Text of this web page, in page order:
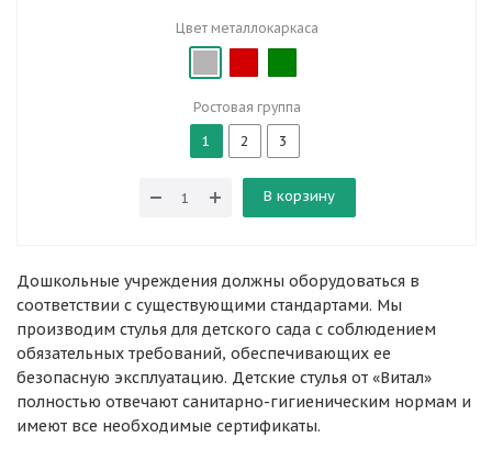
Цвет металлокаркаса
Ростовая группа
1 2 3
В корзину
Дошкольные учреждения должны оборудоваться в
соответствии с существующими стандартами. Мы
производим стулья для детского сада с соблюдением
обязательных требований, обеспечивающих ее
безопасную эксплуатацию. Детские стулья от «Витал»
полностью отвечают санитарно-гигиеническим нормам и
имеют все необходимые сертификаты.